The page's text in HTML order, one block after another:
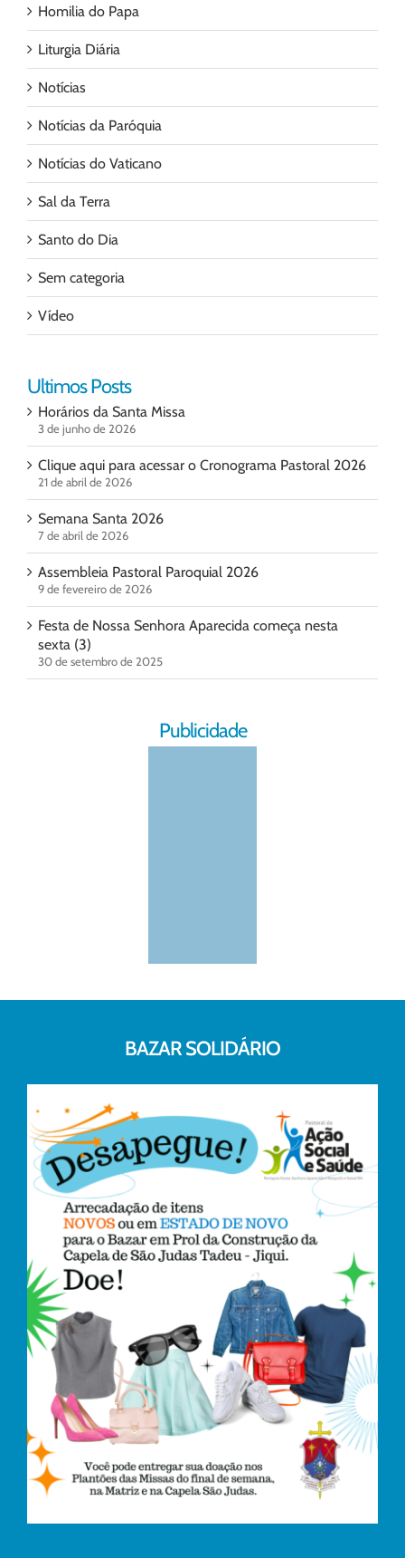
Homilia do Papa
Liturgia Diária
Notícias
Notícias da Paróquia
Notícias do Vaticano
Sal da Terra
Santo do Dia
Sem categoria
Vídeo
Ultimos Posts
Horários da Santa Missa
3 de junho de 2026
Clique aqui para acessar o Cronograma Pastoral 2026
21 de abril de 2026
Semana Santa 2026
7 de abril de 2026
Assembleia Pastoral Paroquial 2026
9 de fevereiro de 2026
Festa de Nossa Senhora Aparecida começa nesta
sexta (3)
30 de setembro de 2025
Publicidade
BAZAR SOLIDÁRIO